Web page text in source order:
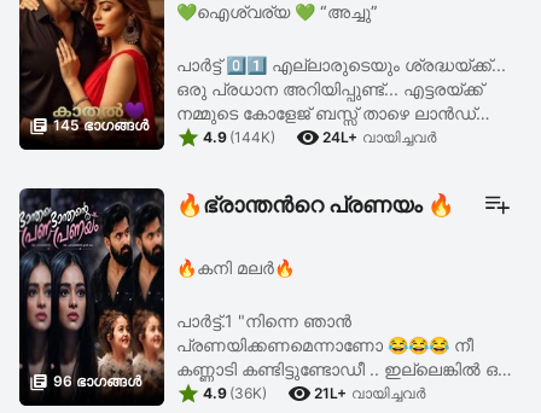
 145 ഭാഗങ്ങള്‍
💚ഐശ്വര്യ 💚 “അച്ചു”
പാർട്ട്‌ 0️⃣1️⃣ എല്ലാരുടെയും ശ്രദ്ധയ്ക്ക്...
ഒരു പ്രധാന അറിയിപ്പുണ്ട്... എട്ടരയ്ക്ക്
നമ്മുടെ കോളേജ് ബസ്സ് താഴെ ലാൻഡ്
ചെയ്യുന്നത് ആയിരിക്കും...
 4.9 (144K)  24L+ വായിച്ചവര്‍
 96 ഭാഗങ്ങള്‍
🔥ഭ്രാന്തൻറെ പ്രണയം 🔥
🔥കനി മലർ🔥
പാർട്ട്‌.1 "നിന്നെ ഞാൻ
പ്രണയിക്കണമെന്നാണോ 😂😂😂 നീ
കണ്ണാടി കണ്ടിട്ടുണ്ടോഡീ .. ഇല്ലെങ്കിൽ ഒന്ന്
പോയി കാണണം... കൂമന്റെ പോലുള്ള ഒട്ടിയ
 4.9 (36K)  21L+ വായിച്ചവര്‍